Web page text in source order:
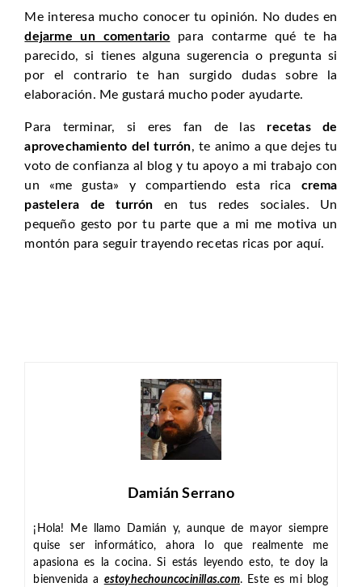
Me interesa mucho conocer tu opinión. No dudes en
dejarme un comentario para contarme qué te ha
parecido, si tienes alguna sugerencia o pregunta si
por el contrario te han surgido dudas sobre la
elaboración. Me gustará mucho poder ayudarte.
Para terminar, si eres fan de las recetas de
aprovechamiento del turrón, te animo a que dejes tu
voto de confianza al blog y tu apoyo a mi trabajo con
un «me gusta» y compartiendo esta rica crema
pastelera de turrón en tus redes sociales. Un
pequeño gesto por tu parte que a mi me motiva un
montón para seguir trayendo recetas ricas por aquí.
Damián Serrano
¡Hola! Me llamo Damián y, aunque de mayor siempre
quise ser informático, ahora lo que realmente me
apasiona es la cocina. Si estás leyendo esto, te doy la
bienvenida a estoyhechouncocinillas.com. Este es mi blog